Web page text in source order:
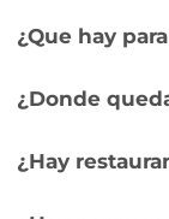
¿Que hay
¿Donde
¿Hay